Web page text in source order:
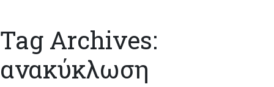
Tag Archives:
ανακύκλωση